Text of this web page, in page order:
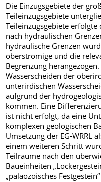
Die Einzugsgebiete der
Teileinzugsgebiete
Teileinzugsgebiete
nach hydraulischen
hydraulische Grenzen
oberstromige und die
Begrenzung
Wasserscheiden der
unterirdischen
aufgrund der
kommen. Eine
ist nicht erfolgt, da eine
komplexen geologischen
Umsetzung der EG-WRRL
einem weiteren Schritt
Teilräume nach den
Baueinheiten
„paläozoisches